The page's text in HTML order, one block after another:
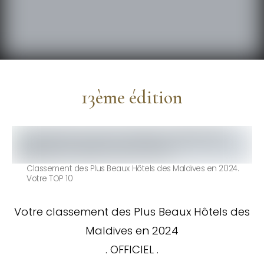
13ème édition
Classement des Plus Beaux Hôtels des Maldives en 2024.
Votre TOP 10
Votre classement des Plus Beaux Hôtels des
Maldives en 2024
. OFFICIEL .